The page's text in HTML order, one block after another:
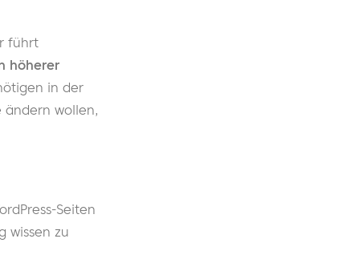
führt
höherer
in der
ändern wollen,
Seiten
wissen zu